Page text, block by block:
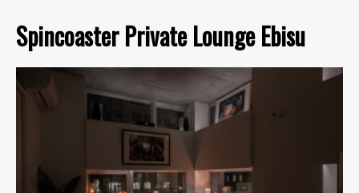
Spincoaster Private Lounge Ebisu